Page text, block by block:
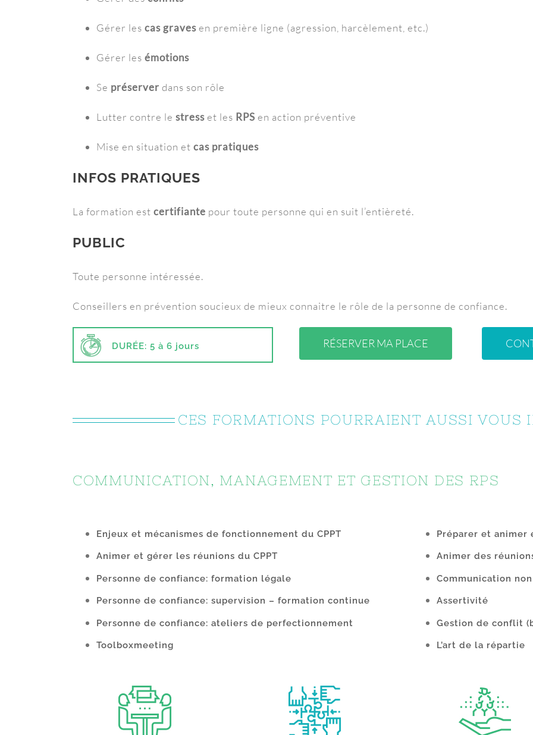
Gérer les cas gravesen première ligne (agression, harcèlement, etc.)
Gérer les émotions
Se préserver dans son rôle
Lutter contre le stresset les RPS en action préventive
Mise en situation et cas pratiques
INFOS PRATIQUES
La formation est certifiante pour toute personne qui en suit l’entièreté.
PUBLIC
Toute personne intéressée.
Conseillers en prévention soucieux de mieux connaitre le rôle de la personne de confiance.
DURÉE: 5 à 6 jours RÉSERVER MA PLACE
CES FORMATIONS POURRAIENT AUSSI VOUS
COMMUNICATION, MANAGEMENT ET GESTION DES RPS
Enjeux et mécanismes de fonctionnement du CPPT
Animer et gérer les réunions du CPPT
Personne de confiance: formation légale
Personne de confiance: supervision – formation continue
Personne de confiance: ateliers de perfectionnement
Toolboxmeeting
Préparer et animer
Animer des
Communication
Assertivité
Gestion de conflit
L’art de la répartie